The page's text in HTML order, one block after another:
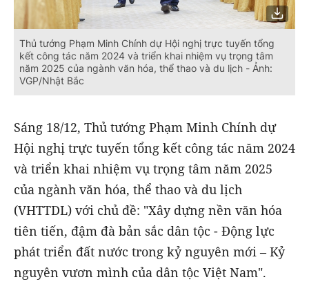
Thủ tướng Phạm Minh Chính dự Hội nghị trực tuyến tổng
kết công tác năm 2024 và triển khai nhiệm vụ trọng tâm
năm 2025 của ngành văn hóa, thể thao và du lịch - Ảnh:
VGP/Nhật Bắc
Sáng 18/12, Thủ tướng Phạm Minh Chính dự
Hội nghị trực tuyến tổng kết công tác năm 2024
và triển khai nhiệm vụ trọng tâm năm 2025
của ngành văn hóa, thể thao và du lịch
(VHTTDL) với chủ đề: "Xây dựng nền văn hóa
tiên tiến, đậm đà bản sắc dân tộc - Động lực
phát triển đất nước trong kỷ nguyên mới – Kỷ
nguyên vươn mình của dân tộc Việt Nam".